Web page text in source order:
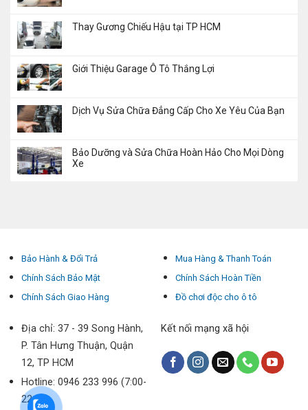
Thay Gương Chiếu Hậu tại TP HCM
Giới Thiệu Garage Ô Tô Thắng Lợi
Dịch Vụ Sửa Chữa Đẳng Cấp Cho Xe Yêu Của Bạn
Bảo Dưỡng và Sửa Chữa Hoàn Hảo Cho Mọi Dòng
Xe
Bảo Hành & Đổi Trả
Chính Sách Bảo Mật
Chính Sách Giao Hàng
Mua Hàng & Thanh Toán
Chính Sách Hoàn Tiền
Đồ chơi độc cho ô tô
Địa chỉ: 37 - 39 Song Hành,
P. Tân Hưng Thuận, Quận
12, TP HCM
Hotline: 0946 233 996 (7:00-
22:00)
Kết nối mạng xã hội